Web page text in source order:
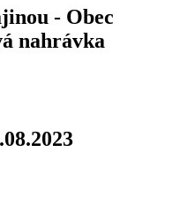
- Obec
nahrávka